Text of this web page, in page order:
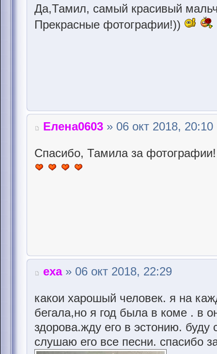
Да,Тамил, самый красивый
Прекрасные фотографии!))
Елена0603 » 06 окт 2018, 20:10
Спасибо, Тамила за
еха» 06 окт 2018, 22:29
какои харошый человек. я на
бегала,но я год была в коме . в
здорова.жду его в эстонию. буду
слушаю его все песни. спасибо